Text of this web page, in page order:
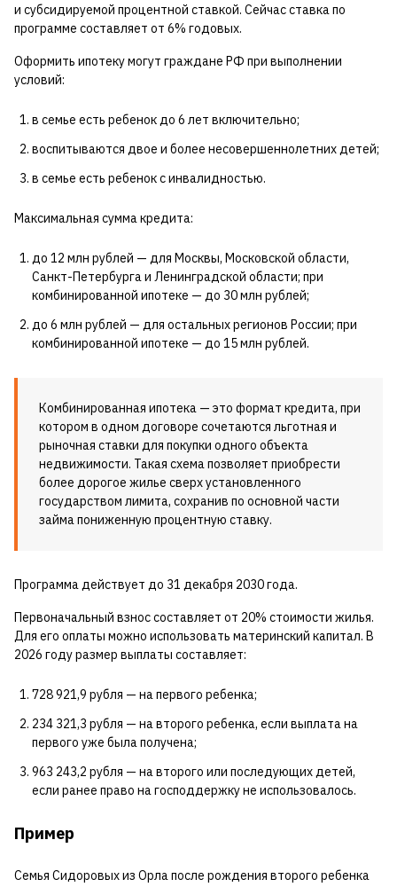
и субсидируемой процентной ставкой. Сейчас ставка по
программе составляет от 6% годовых.
Оформить ипотеку могут граждане РФ при выполнении
условий:
в семье есть ребенок до 6 лет включительно;
воспитываются двое и более несовершеннолетних детей;
в семье есть ребенок с инвалидностью.
Максимальная сумма кредита:
до 12 млн рублей — для Москвы, Московской области,
Санкт-Петербурга и Ленинградской области; при
комбинированной ипотеке — до 30 млн рублей;
до 6 млн рублей — для остальных регионов России; при
комбинированной ипотеке — до 15 млн рублей.
Комбинированная ипотека — это формат кредита, при
котором в одном договоре сочетаются льготная и
рыночная ставки для покупки одного объекта
недвижимости. Такая схема позволяет приобрести
более дорогое жилье сверх установленного
государством лимита, сохранив по основной части
займа пониженную процентную ставку.
Программа действует до 31 декабря 2030 года.
Первоначальный взнос составляет от 20% стоимости жилья.
Для его оплаты можно использовать материнский капитал. В
2026 году размер выплаты составляет:
728 921,9 рубля — на первого ребенка;
234 321,3 рубля — на второго ребенка, если выплата на
первого уже была получена;
963 243,2 рубля — на второго или последующих детей,
если ранее право на господдержку не использовалось.
Пример
Семья Сидоровых из Орла после рождения второго ребенка